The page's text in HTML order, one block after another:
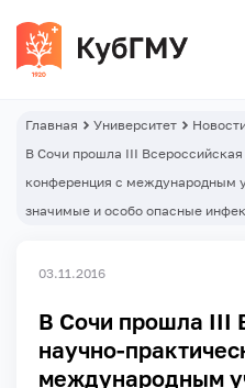
Главная Университет
В Сочи прошла III
конференция с международным
значимые и особо опасные
03.11.2016
В Сочи прошла III
научно-
международным